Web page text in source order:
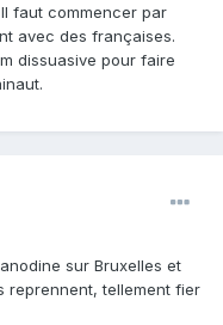
faut commencer par
avec des françaises.
dissuasive pour faire
sur Bruxelles et
reprennent, tellement fier